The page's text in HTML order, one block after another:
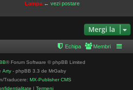
Lampa ←vezi postare
Mergi la
Membri
Echipa
® Forum Software © phpBB Limited
Arty - phpBB 3.3 de MrGaby
Traducere: MX-Publisher CMS
| Termeni